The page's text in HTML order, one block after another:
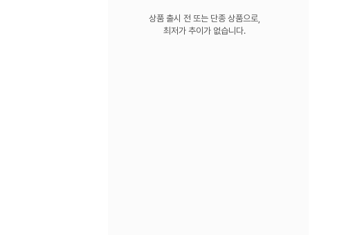
상품 출시 전 또는 단종 상품으로,
최저가 추이가 없습니다.